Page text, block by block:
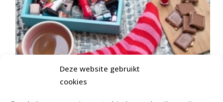
Deze website gebruikt
cookies